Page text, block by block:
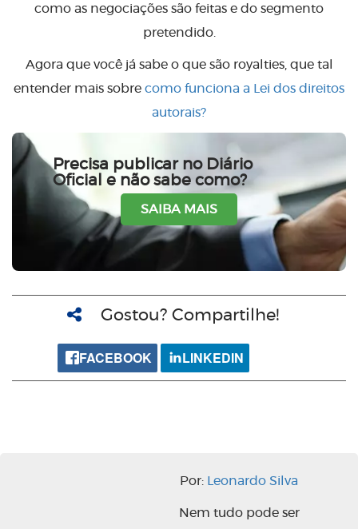
como as negociações são feitas e do segmento
pretendido.
Agora que você já sabe o que são royalties, que tal
entender mais sobre como funciona a Lei dos direitos
autorais?
Precisa publicar no Diário
Oficial e não sabe como?
SAIBA MAIS
Gostou? Compartilhe!
FACEBOOK LINKEDIN
Por: Leonardo Silva
Nem tudo pode ser